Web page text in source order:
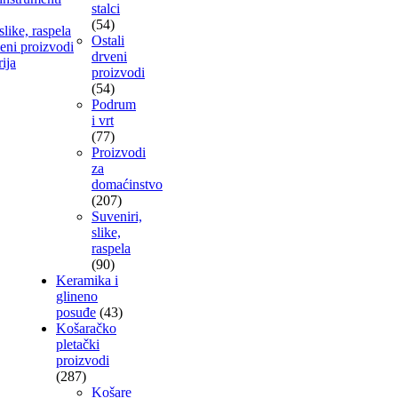
raspela
proizvodi
stalci
(54)
Ostali
drveni
proizvodi
(54)
Podrum
i vrt
(77)
Proizvodi
za
domaćinstvo
(207)
Suveniri,
slike,
raspela
(90)
Keramika i
glineno
posuđe (43)
Košaračko
pletački
proizvodi
(287)
Košare